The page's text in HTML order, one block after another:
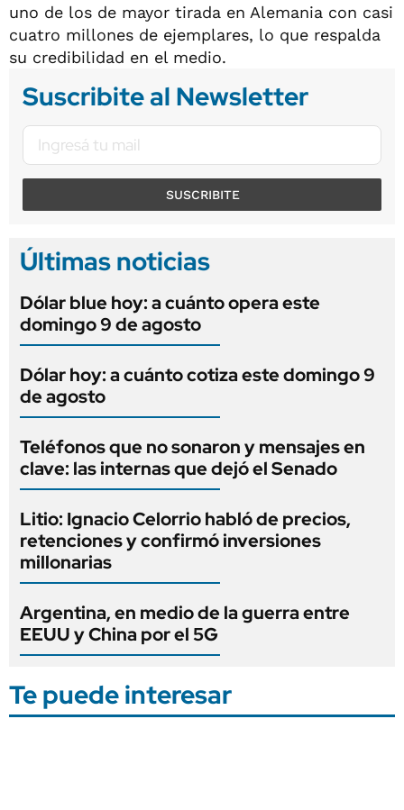
uno de los de mayor tirada en Alemania con casi
cuatro millones de ejemplares, lo que respalda
su credibilidad en el medio.
Suscribite al Newsletter
SUSCRIBITE
Últimas noticias
Dólar blue hoy: a cuánto opera este
domingo 9 de agosto
Dólar hoy: a cuánto cotiza este domingo 9
de agosto
Teléfonos que no sonaron y mensajes en
clave: las internas que dejó el Senado
Litio: Ignacio Celorrio habló de precios,
retenciones y confirmó inversiones
millonarias
Argentina, en medio de la guerra entre
EEUU y China por el 5G
Te puede interesar